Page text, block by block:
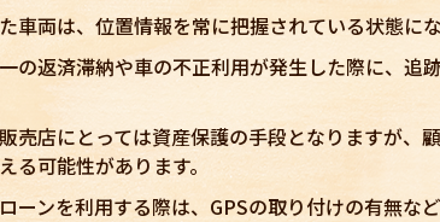
車両は、位置情報を常に把握されている状態にな
の返済滞納や車の不正利用が発生した際に、追
売店にとっては資産保護の手段となりますが、
る可能性があります。
ーンを利用する際は、GPSの取り付けの有無な